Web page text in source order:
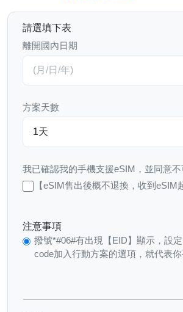
請選填下表
離開國內日期
方案天數
我已確認我的手機支援eSIM，並同意
【eSIM售出後概不退換，收到eSIM
注意事項
撥號*#06#有出現【EID】顯示，設
code加入行動方案的選項，就代表